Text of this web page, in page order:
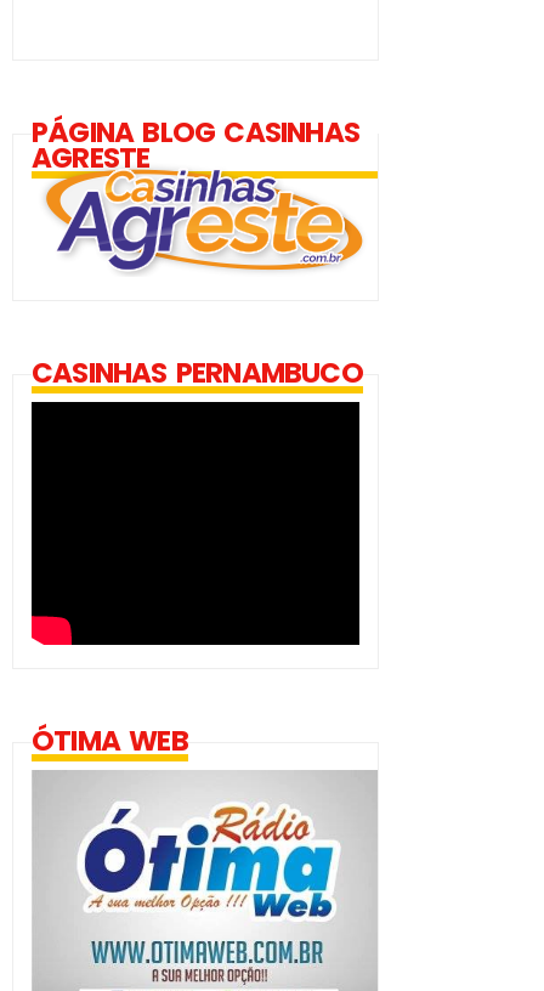
PÁGINA BLOG CASINHAS
AGRESTE
CASINHAS PERNAMBUCO
ÓTIMA WEB